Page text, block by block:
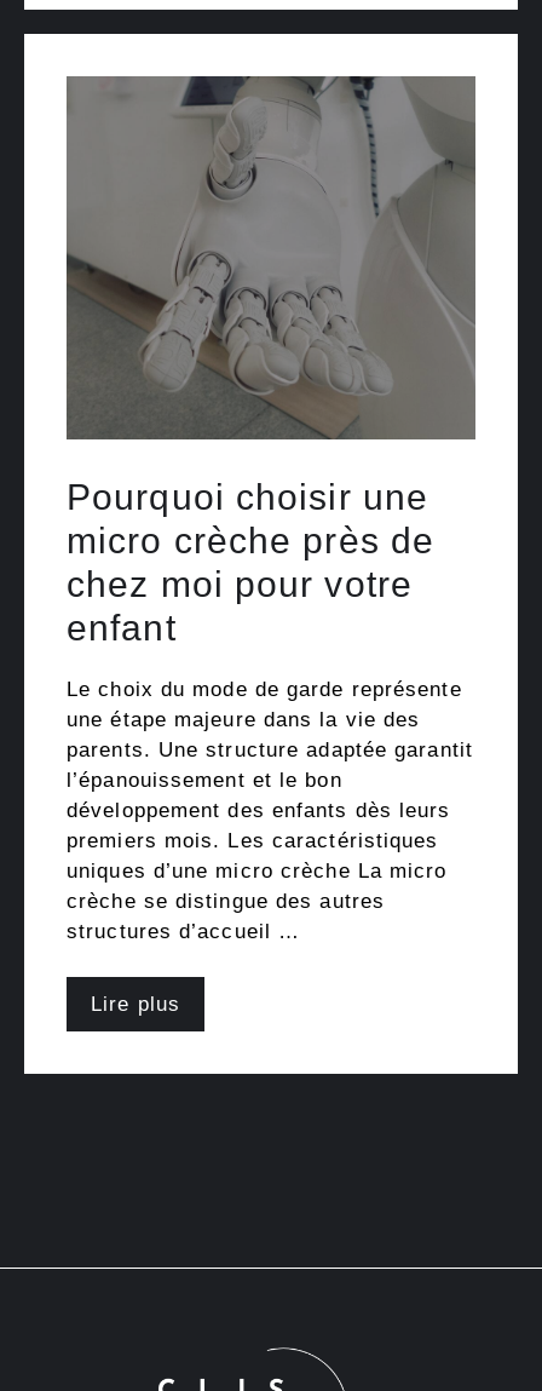
Pourquoi choisir une
micro crèche près de
chez moi pour votre
enfant
Le choix du mode de garde représente
une étape majeure dans la vie des
parents. Une structure adaptée garantit
l’épanouissement et le bon
développement des enfants dès leurs
premiers mois. Les caractéristiques
uniques d’une micro crèche La micro
crèche se distingue des autres
structures d’accueil …
Lire plus